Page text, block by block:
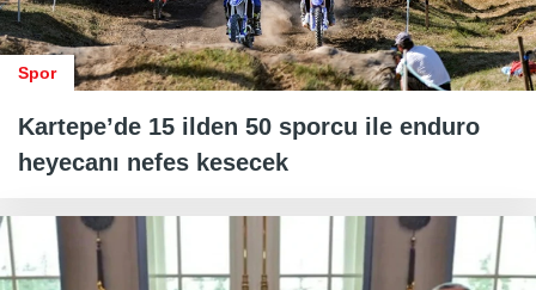
Spor
Kartepe’de 15 ilden 50 sporcu ile enduro
heyecanı nefes kesecek